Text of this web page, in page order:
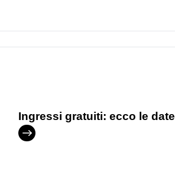
Ingressi gratuiti: ecco le